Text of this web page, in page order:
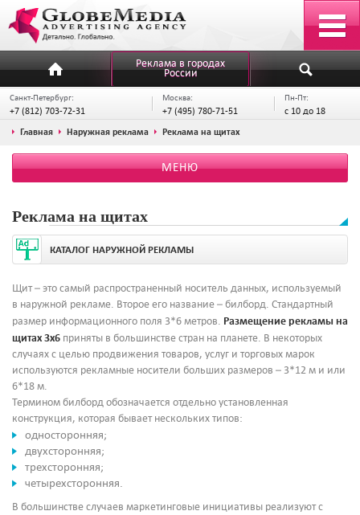
Реклама в городах
России
Санкт-Петербург:
+7 (812) 703-72-31
Москва:
+7 (495) 780-71-51
Пн-Пт:
с 10 до 18
Главная Наружная реклама Реклама на щитах
МЕНЮ
Реклама на щитах
КАТАЛОГ НАРУЖНОЙ РЕКЛАМЫ
Щит – это самый распространенный носитель данных, используемый
в наружной рекламе. Второе его название – билборд. Стандартный
размер информационного поля 3*6 метров. Размещение рекламы на
щитах 3х6 приняты в большинстве стран на планете. В некоторых
случаях с целью продвижения товаров, услуг и торговых марок
используются рекламные носители больших размеров – 3*12 м и или
6*18 м.
Термином билборд обозначается отдельно установленная
конструкция, которая бывает нескольких типов:
односторонняя;
двухсторонняя;
трехсторонняя;
четырехсторонняя.
В большинстве случаев маркетинговые инициативы реализуют с